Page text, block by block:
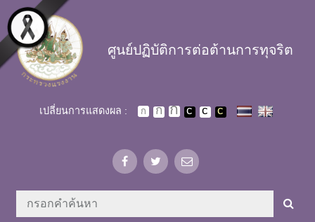
Skip to main content
ศูนย์ปฏิบัติการต่อต้านการทุจริต
เปลี่ยนการแสดงผล :